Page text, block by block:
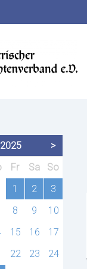
Suchbegriffe
>
nnerstag
Freitag
Samstag
Sonntag
1
2
3
8 9
10
15 16
17
22 23
24